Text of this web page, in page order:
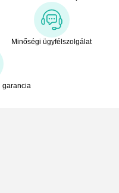
Minőségi ügyfélszolgálat
garancia